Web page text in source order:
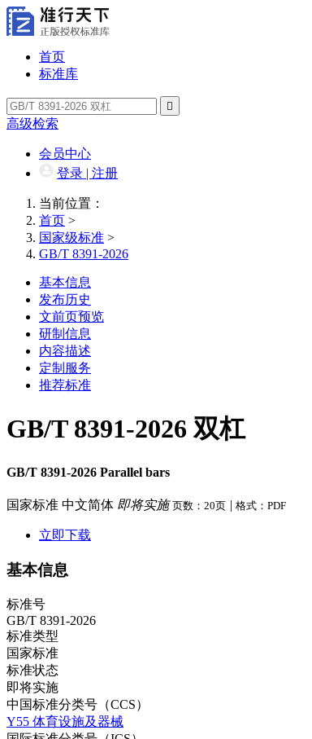
首页
标准库

高级检索
会员中心
登录 | 注册
当前位置：
首页 >
国家级标准 >
GB/T 8391-2026
基本信息
发布历史
文前页预览
研制信息
内容描述
定制服务
推荐标准
GB/T 8391-2026 双杠
GB/T 8391-2026 Parallel bars
国家标准 中文简体 即将实施 页数：20页 | 格式：PDF
立即下载
基本信息
标准号
GB/T 8391-2026
标准类型
国家标准
标准状态
即将实施
中国标准分类号（CCS）
Y55 体育设施及器械